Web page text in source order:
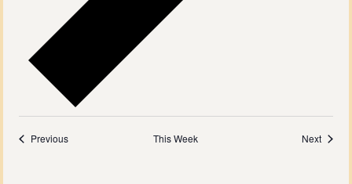
Previous This Week Next